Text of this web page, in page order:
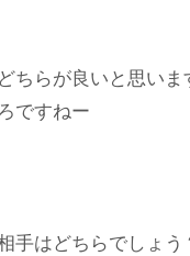
ちらが良いと思いま
ですねー
手はどちらでしょう